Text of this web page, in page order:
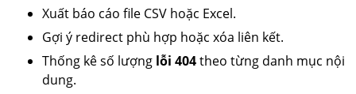
Xuất báo cáo file CSV hoặc Excel.
Gợi ý redirect phù hợp hoặc xóa liên kết.
Thống kê số lượng lỗi 404theo từng danh mục nội
dung.